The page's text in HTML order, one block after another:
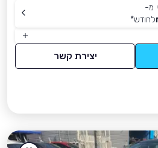
מ-
לחודש*
יצירת קשר